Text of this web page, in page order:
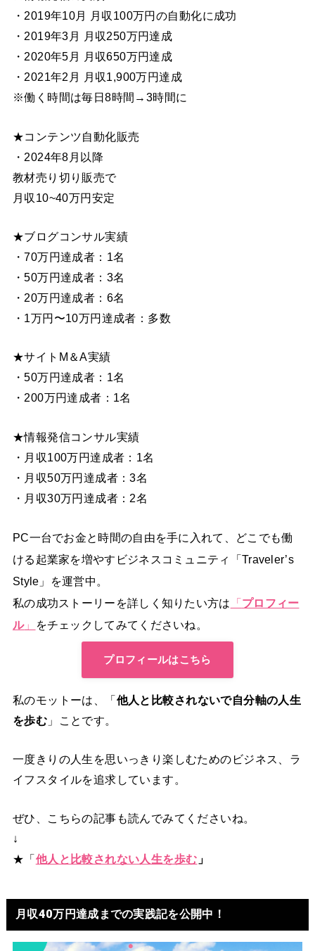
・2019年10月 月収100万円の自動化に成功
・2019年3月 月収250万円達成
・2020年5月 月収650万円達成
・2021年2月 月収1,900万円達成
※働く時間は毎日8時間→3時間に
★コンテンツ自動化販売
・2024年8月以降
教材売り切り販売で
月収10~40万円安定
★ブログコンサル実績
・70万円達成者：1名
・50万円達成者：3名
・20万円達成者：6名
・1万円〜10万円達成者：多数
★サイトM＆A実績
・50万円達成者：1名
・200万円達成者：1名
★情報発信コンサル実績
・月収100万円達成者：1名
・月収50万円達成者：3名
・月収30万円達成者：2名
PC一台でお金と時間の自由を手に入れて、どこでも働
ける起業家を増やすビジネスコミュニティ「Traveler’s
Style」を運営中。
私の成功ストーリーを詳しく知りたい方は 「プロフィー
ル」 をチェックしてみてくださいね。
プロフィールはこちら
私のモットーは、「他人と比較されないで自分軸の人生
を歩む 」ことです。
一度きりの人生を思いっきり楽しむためのビジネス、ラ
イフスタイルを追求しています。
ぜひ、こちらの記事も読んでみてくださいね。
↓
★「 他人と比較されない人生を歩む 」
月収40万円達成までの実践記を公開中！